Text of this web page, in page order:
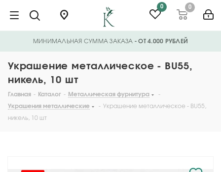
0 0
МИНИМАЛЬНАЯ СУММА ЗАКАЗА - ОТ 4.000 РУБЛЕЙ
Украшение металлическое - BU55,
никель, 10 шт
Главная - Каталог - Металлическая фурнитура
-
Украшения металлические
- Украшение металлическое - BU55,
никель, 10 шт